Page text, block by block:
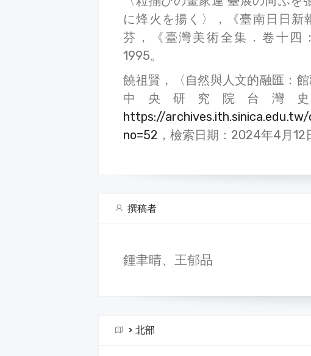
に烽火を揚く〉，《臺南日日
芬，《臺灣美術全集．卷十四
1995。
饒祖賢，〈自然與人文的融匯：
中央研究院台灣
https://
no=52 ，檢索日期：2024年4月12
撰稿者
鍾聿晴、王郁品
>北部